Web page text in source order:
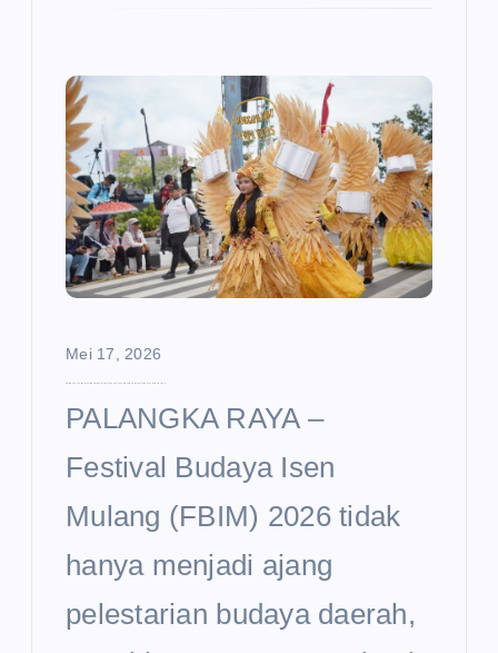
Mei 17, 2026
PALANGKA RAYA –
Festival Budaya Isen
Mulang (FBIM) 2026 tidak
hanya menjadi ajang
pelestarian budaya daerah,